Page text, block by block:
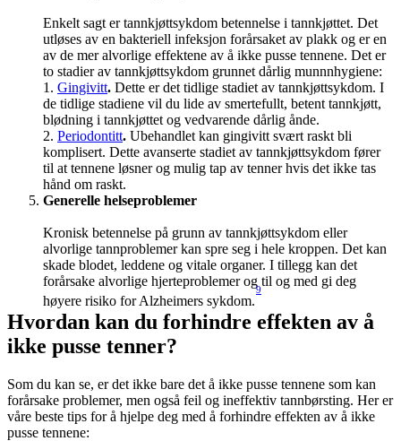
Enkelt sagt er tannkjøttsykdom betennelse i tannkjøttet. Det
utløses av en bakteriell infeksjon forårsaket av plakk og er en
av de mer alvorlige effektene av å ikke pusse tennene. Det er
to stadier av tannkjøttsykdom grunnet dårlig munnnhygiene:
1. Gingivitt. Dette er det tidlige stadiet av tannkjøttsykdom. I
de tidlige stadiene vil du lide av smertefullt, betent tannkjøtt,
blødning i tannkjøttet og vedvarende dårlig ånde.
2. Periodontitt. Ubehandlet kan gingivitt svært raskt bli
komplisert. Dette avanserte stadiet av tannkjøttsykdom fører
til at tennene løsner og mulig tap av tenner hvis det ikke tas
hånd om raskt.
Generelle helseproblemer
Kronisk betennelse på grunn av tannkjøttsykdom eller
alvorlige tannproblemer kan spre seg i hele kroppen. Det kan
skade blodet, leddene og vitale organer. I tillegg kan det
forårsake alvorlige hjerteproblemer og til og med gi deg
høyere risiko for Alzheimers sykdom.
9
Hvordan kan du forhindre effekten av å
ikke pusse tenner?
Som du kan se, er det ikke bare det å ikke pusse tennene som kan
forårsake problemer, men også feil og ineffektiv tannbørsting. Her er
våre beste tips for å hjelpe deg med å forhindre effekten av å ikke
pusse tennene: